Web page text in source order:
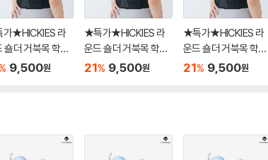
★HICKIES 라
숄더 거북목 학생
바른자세 어깨
9,500원
★특가★HICKIES 라
운드 숄더 거북목 학생
직장인 바른자세 어깨
21% 9,500원
★특가★HICKIES 라
운드 숄더 거북목 학생
직장인 바른자세 어깨
21% 9,500원